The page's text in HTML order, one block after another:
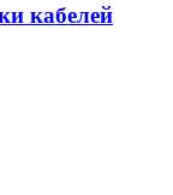
кабелей